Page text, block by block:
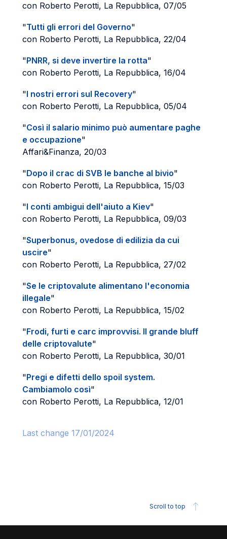
con Roberto Perotti, La Repubblica, 07/05
"Tutti gli errori del Governo"
con Roberto Perotti, La Repubblica, 22/04
"PNRR, si deve invertire la rotta"
con Roberto Perotti, La Repubblica, 16/04
"I nostri errori sul Recovery"
con Roberto Perotti, La Repubblica, 05/04
"Così il salario minimo può aumentare paghe
e occupazione"
Affari&Finanza, 20/03
"Dopo il crac di SVB le banche al bivio"
con Roberto Perotti, La Repubblica, 15/03
"I conti ambigui dell'aiuto a Kiev"
con Roberto Perotti, La Repubblica, 09/03
"Superbonus, ovedose di edilizia da cui
uscire"
con Roberto Perotti, La Repubblica, 27/02
"Se le criptovalute alimentano l'economia
illegale"
con Roberto Perotti, La Repubblica, 15/02
"Frodi, furti e carc improvvisi. Il grande bluff
delle criptovalute"
con Roberto Perotti, La Repubblica, 30/01
"Pregi e difetti dello spoil system.
Cambiamolo così"
con Roberto Perotti, La Repubblica, 12/01
Last change 17/01/2024
Scroll to top